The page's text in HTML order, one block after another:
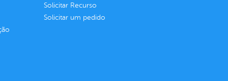
Solicitar Recurso
Solicitar um pedido